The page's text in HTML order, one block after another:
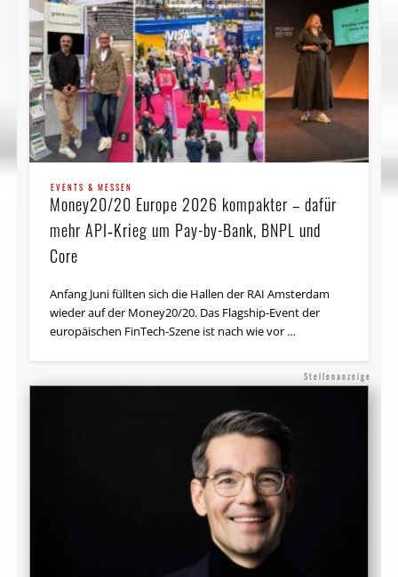
EVENTS & MESSEN
Money20/20 Europe 2026 kompakter – dafür
mehr API‑Krieg um Pay-by-Bank, BNPL und
Core
Anfang Juni füllten sich die Hallen der RAI Amsterdam
wieder auf der Money20/20. Das Flagship-Event der
europäischen FinTech-Szene ist nach wie vor …
Stellenanzeige